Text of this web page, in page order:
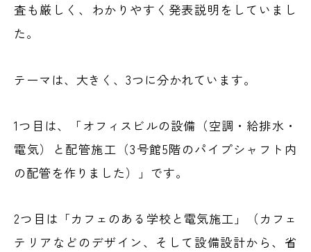
査も厳しく、わかりやすく発表説明をしていまし
た。
テーマは、大きく、3つに分かれています。
1つ目は、「オフィスビルの設備（空調・給排水・
電気）と配管施工（3号館5階のパイプシャフト内
の配管を作りました）」です。
2つ目は「カフェのある学校と電気施工」（カフェ
テリアなどのデザイン、そして設備設計から、省